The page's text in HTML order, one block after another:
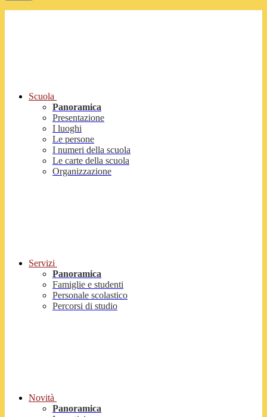
Scuola
Panoramica
Presentazione
I luoghi
Le persone
I numeri della scuola
Le carte della scuola
Organizzazione
Servizi
Panoramica
Famiglie e studenti
Personale scolastico
Percorsi di studio
Novità
Panoramica